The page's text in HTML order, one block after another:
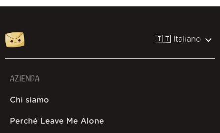
🇮🇹 Italiano
AZIENDA
Chi siamo
Perché Leave Me Alone